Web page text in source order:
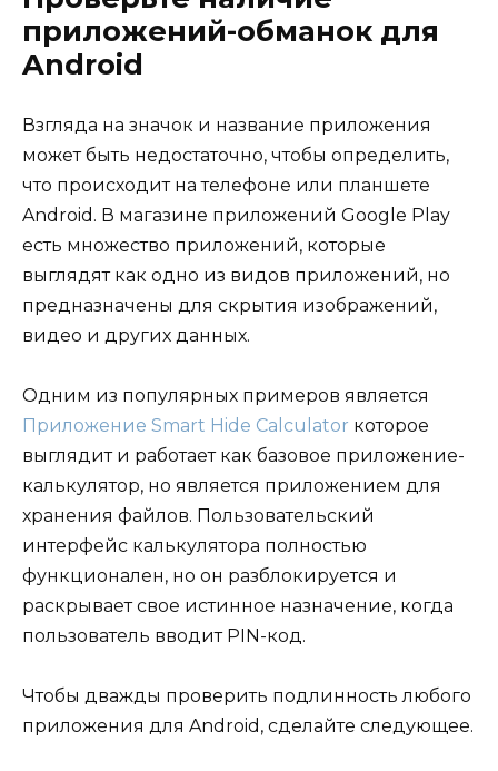
приложений-обманок для
Android
Взгляда на значок и название приложения
может быть недостаточно, чтобы определить,
что происходит на телефоне или планшете
Android. В магазине приложений Google Play
есть множество приложений, которые
выглядят как одно из видов приложений, но
предназначены для скрытия изображений,
видео и других данных.
Одним из популярных примеров является
Приложение Smart Hide Calculator которое
выглядит и работает как базовое приложение-
калькулятор, но является приложением для
хранения файлов. Пользовательский
интерфейс калькулятора полностью
функционален, но он разблокируется и
раскрывает свое истинное назначение, когда
пользователь вводит PIN-код.
Чтобы дважды проверить подлинность любого
приложения для Android, сделайте следующее.